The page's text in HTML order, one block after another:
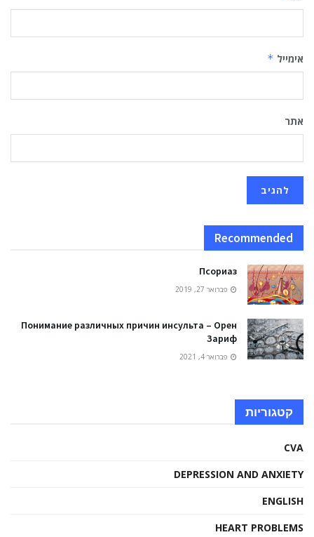
אימייל *
אתר
Recommended
Псориаз
פברואר 27, 2019
Понимание различных причин инсульта – Орен
Зариф
פברואר 4, 2021
קטגוריות
CVA
DEPRESSION AND ANXIETY
ENGLISH
HEART PROBLEMS